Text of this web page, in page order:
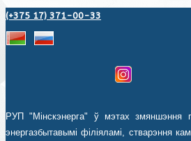
(+375 17) 371-00-33
РУП "Мінскэнерга" ў мэтах змяншэння
энергазбытавымі філіяламі, стварэння